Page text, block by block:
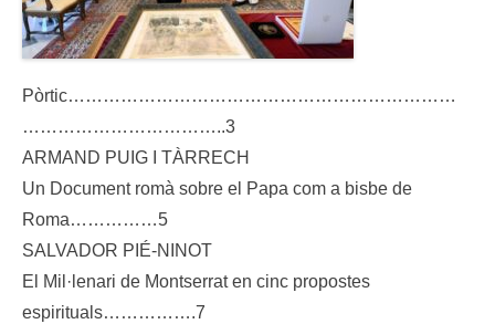
Pòrtic…………………………………………………………
……………………………..3
ARMAND PUIG I TÀRRECH
Un Document romà sobre el Papa com a bisbe de
Roma……………5
SALVADOR PIÉ-NINOT
El Mil·lenari de Montserrat en cinc propostes
espirituals…………….7